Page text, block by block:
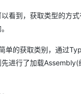
看到，获取类型的方
单的获取类别，通过
进行了加载Assembly(